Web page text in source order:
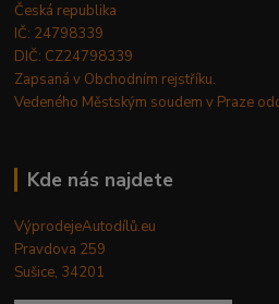
Česká republika
IČ: 24798339
DIČ: CZ24798339
Zapsaná v Obchodním rejstříku.
Vedeného Městským soudem v Praze
Kde nás najdete
VýprodejeAutodílů.eu
Pravdova 259
Sušice, 34201